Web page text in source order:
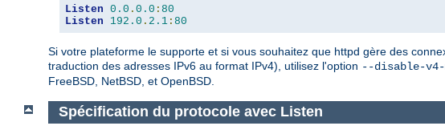
Listen 0.0 . 0.0 : 80
Listen
192.0 . 2.1 : 80
Si votre plateforme le supporte et si vous souhaitez que httpd gère des
traduction des adresses IPv6 au format IPv4), utilisez l'option --disable-v4-
FreeBSD, NetBSD, et OpenBSD.
Spécification du protocole avec Listen